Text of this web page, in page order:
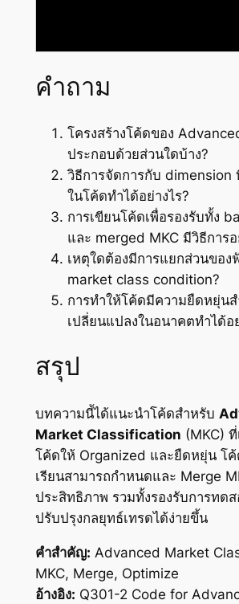
คำถาม
โครงสร้างโค้ดของ
ประกอบด้วยส่วนใดบ้าง?
วิธีการจัดการกับ dimension
ในโค้ดทำได้อย่างไร?
การเขียนโค้ดเพื่อรองรับทั้ง
และ merged MKC มีวิธีการอ
เหตุใดต้องมีการแยกส่วนของ
market class condition?
การทำให้โค้ดมีความยืดหยุ่น
เปลี่ยนแปลงในอนาคตทำได้อ
สรุป
บทความนี้ได้แนะนำโค้ดสำหรับ
Market Classification (MKC)
โค้ดให้ Organized และยืดหยุ่น โ
เรียนสามารถกำหนดและ Merge
ประสิทธิภาพ รวมทั้งรองรับการทด
ปรับปรุงกลยุทธ์เทรดได้ง่ายขึ้น
คำสำคัญ: Advanced Market
MKC, Merge, Optimize
อ้างอิง: Q301-2 Code for